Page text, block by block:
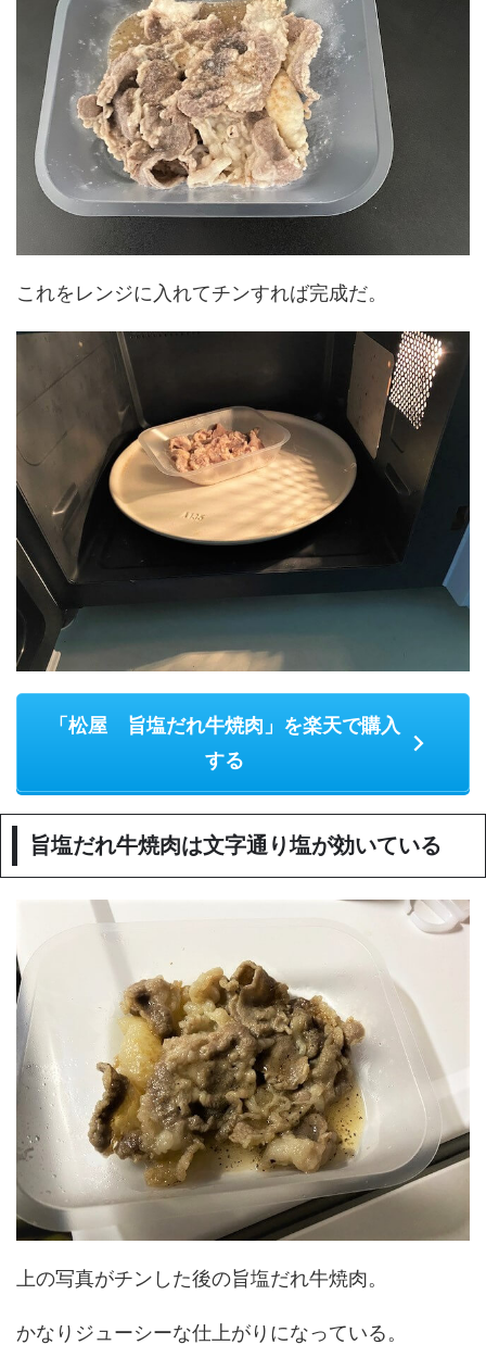
これをレンジに入れてチンすれば完成だ。
「松屋 旨塩だれ牛焼肉」を楽天で購入
する
旨塩だれ牛焼肉は文字通り塩が効いている
上の写真がチンした後の旨塩だれ牛焼肉。
かなりジューシーな仕上がりになっている。